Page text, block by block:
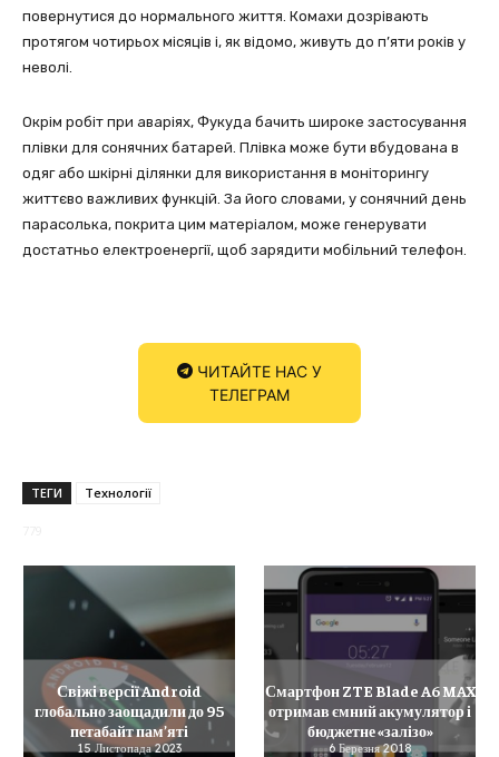
повернутися до нормального життя. Комахи дозрівають
протягом чотирьох місяців і, як відомо, живуть до п’яти років у
неволі.
Окрім робіт при аваріях, Фукуда бачить широке застосування
плівки для сонячних батарей. Плівка може бути вбудована в
одяг або шкірні ділянки для використання в моніторингу
життєво важливих функцій. За його словами, у сонячний день
парасолька, покрита цим матеріалом, може генерувати
достатньо електроенергії, щоб зарядити мобільний телефон.
ЧИТАЙТЕ НАС У
ТЕЛЕГРАМ
ТЕГИ Технології
Свіжі версії Android
глобально заощадили до 95
петабайт пам’яті
15 Листопада 2023
Смартфон ZTE Blade A6 MAX
отримав ємний акумулятор і
бюджетне «залізо»
6 Березня 2018